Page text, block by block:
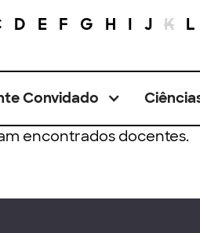
D E F G H I J K L
Convidado
encontrados docentes.